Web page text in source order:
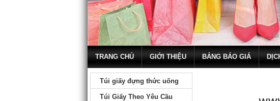
TRANG CHỦ GIỚI THIỆU BẢNG BÁO GIÁ
Túi giấy đựng thức uống
Túi Giấy Theo Yêu Cầu